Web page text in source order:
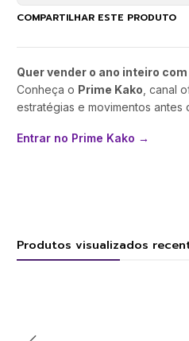
COMPARTILHAR ESTE PRODUTO
Quer vender o ano inteiro
Conheça o Prime Kako , canal
estratégias e movimentos antes
Entrar no Prime Kako →
Produtos visualizados